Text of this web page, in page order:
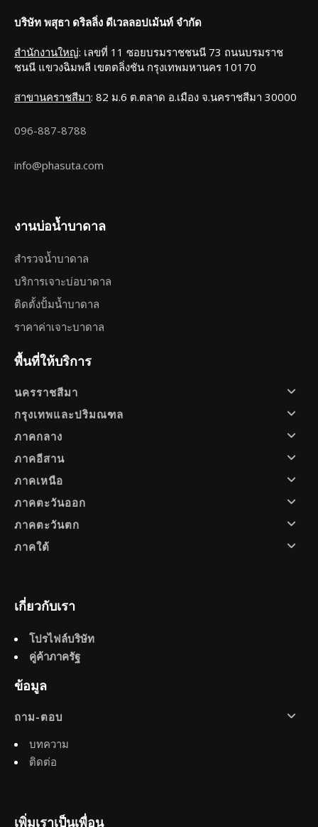
บริษัท พสุธา ดริลลิ่ง ดีเวลลอปเม้นท์ จํากัด
สำนักงานใหญ่: เลขที่ 11 ซอยบรมราชชนนี 73 ถนนบรมราช
ชนนี แขวงฉิมพลี เขตตลิ่งชัน กรุงเทพมหานคร 10170
สาขานคราชสีมา: 82 ม.6 ต.ตลาด อ.เมือง จ.นคราชสีมา 30000
096-887-8788
info@phasuta.com
งานบ่อน้ำบาดาล
สำรวจน้ำบาดาล
บริการเจาะบ่อบาดาล
ติดตั้งปั้มน้ำบาดาล
ราคาค่าเจาะบาดาล
พื้นที่ให้บริการ
นครราชสีมา
กรุงเทพและปริมณฑล
ภาคกลาง
ภาคอีสาน
ภาคเหนือ
ภาคตะวันออก
ภาคตะวันตก
ภาคใต้
เกี่ยวกับเรา
โปรไฟล์บริษัท
คู่ค้าภาครัฐ
ข้อมูล
ถาม-ตอบ
บทความ
ติดต่อ
เพิ่มเราเป็นเพื่อน